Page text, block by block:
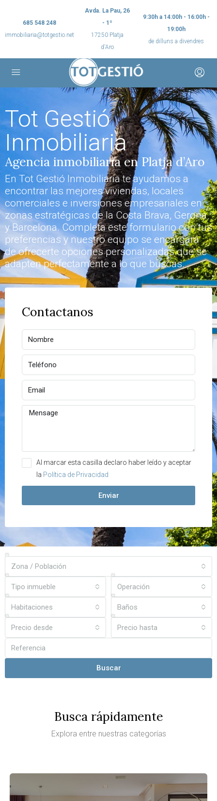
685 548 248
immobiliaria@totgestio.net
Avda. La Pau, 26
- 1º
17250 Platja
d'Aro
9:30h a 14:00h - 16:00h -
19:00h
de dilluns a divendres
Tot Gestió
Inmobiliaria
Agencia inmobiliaria en Platja d’Aro
En Tot Gestió Inmobiliaria te ayudamos a
encontrar las mejores viviendas, locales
comerciales e inversiones empresariales en
zonas estratégicas de la Costa Brava, Gerona
y Barcelona. Completa este formulario con tus
preferencias y nuestro equipo se encargará
de ofrecerte opciones personalizadas que se
adapten perfectamente a lo que buscas.
Contactanos
Al marcar esta casilla declaro haber leído y aceptar
la Política de Privacidad
Enviar
Zona / Población
Tipo inmueble Operación
Habitaciones Baños
Precio desde Precio hasta
Buscar
Busca rápidamente
Explora entre nuestras categorías